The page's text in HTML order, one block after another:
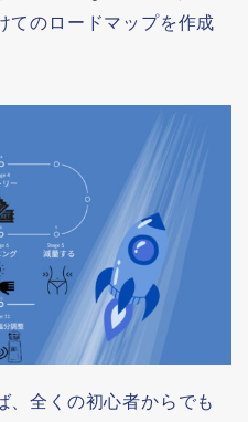
てのロードマップを作成
、全くの初心者からでも